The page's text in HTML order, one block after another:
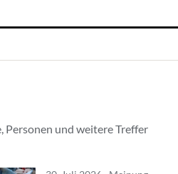
Personen und weitere Treffer